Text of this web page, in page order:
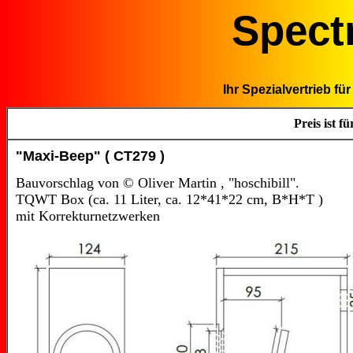
Ihr Spezialvertrieb
Preis ist
"Maxi-Beep" ( CT279 )
Bauvorschlag von © Oliver Martin , "hoschibill".
TQWT Box (ca. 11 Liter, ca. 12*41*22 cm, B*H*T )
mit Korrekturnetzwerken